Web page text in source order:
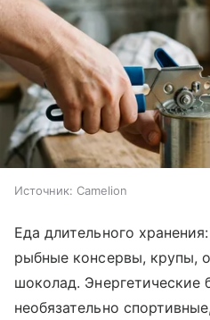
Источник: Camelion
Еда длительного
рыбные консервы, крупы,
шоколад. Энергетические
необязательно